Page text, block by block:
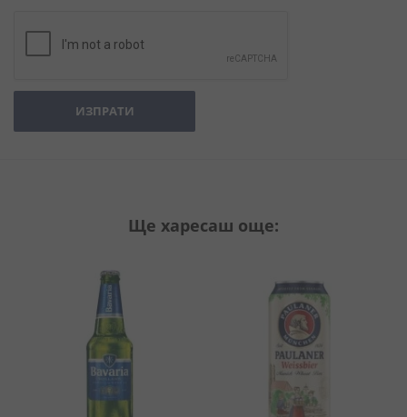
ИЗПРАТИ
Ще харесаш още: